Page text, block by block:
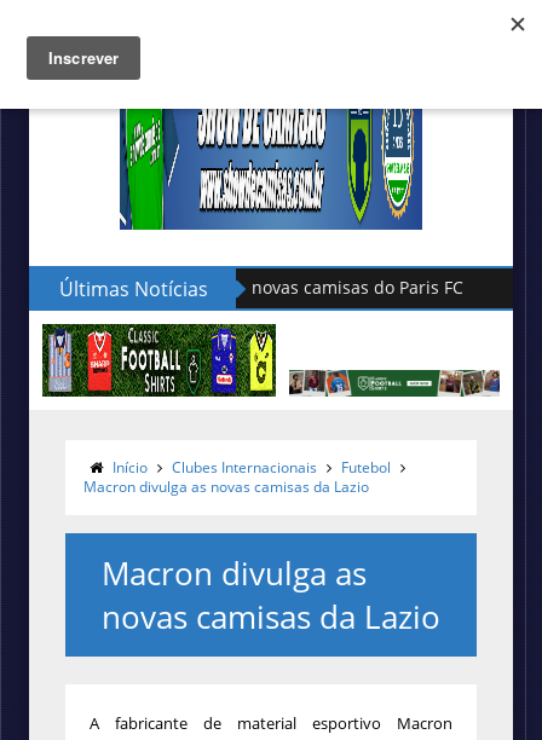
Últimas Notícias Hummel lança as novas camisas
Início Clubes Internacionais
Futebol
Macron divulga as novas camisas da Lazio
Macron divulga as
novas camisas da Lazio
A fabricante de material esportivo Macron